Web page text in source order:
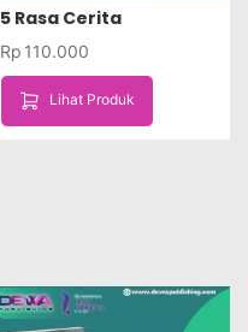
5 Rasa Cerita
Rp 110.000
Lihat Produk